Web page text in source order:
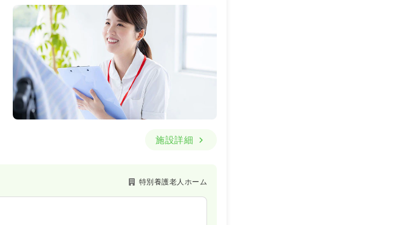
気になる 詳細を見る
施設詳細
特別養護老人ホーム